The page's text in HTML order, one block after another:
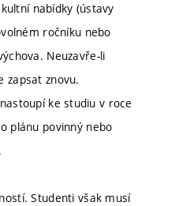
nabídky (ústavy
ročníku nebo
Neuzavře-li
zapsat znovu.
ke studiu v roce
plánu povinný nebo
Studenti však musí